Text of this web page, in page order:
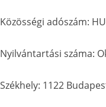
Közösségi adószám:
Nyilvántartási száma:
Székhely: 1122